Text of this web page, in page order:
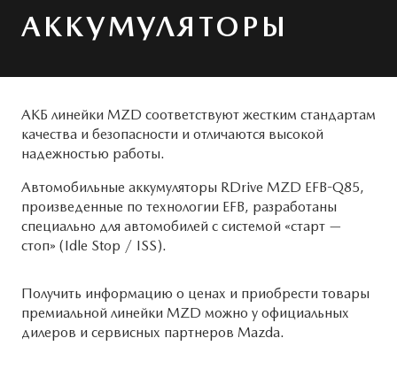
MAZDA CX-50
Mazda Сервис Контракт
ПРЕДЛОЖЕНИЯ ПО СЕРВИСУ
ВАКАНСИИ
ПРАВОВАЯ ИНФОРМАЦИЯ
АККУМУЛЯТОРЫ
АКБ линейки MZD соответствуют жестким стандартам
качества и безопасности и отличаются высокой
надежностью работы.
Автомобильные аккумуляторы RDrive MZD EFB-Q85,
произведенные по технологии EFB, разработаны
специально для автомобилей с системой «старт —
стоп» (Idle Stop / ISS).
Получить информацию о ценах и приобрести товары
премиальной линейки MZD можно у официальных
дилеров и сервисных партнеров Mazda.